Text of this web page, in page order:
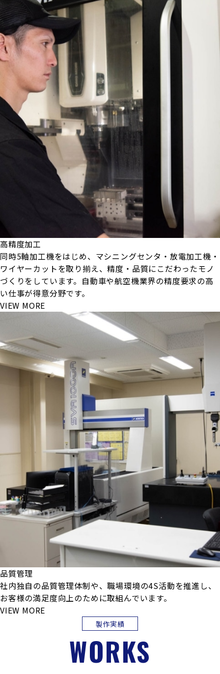
高精度加工
同時5軸加工機をはじめ、マシニングセンタ・放電加工機・
ワイヤーカットを取り揃え、精度・品質にこだわったモノ
づくりをしています。自動車や航空機業界の精度要求の高
い仕事が得意分野です。
VIEW MORE
品質管理
社内独自の品質管理体制や、職場環境の4S活動を推進し、
お客様の満足度向上のために取組んでいます。
VIEW MORE
製作実績
WORKS